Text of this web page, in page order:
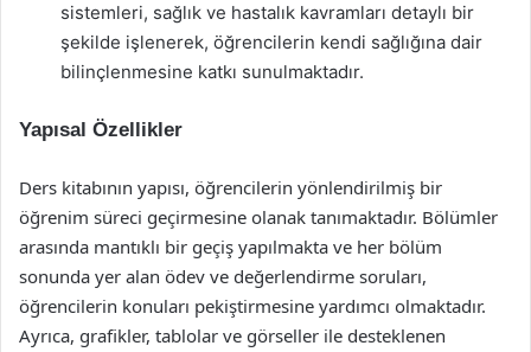
sistemleri, sağlık ve hastalık kavramları detaylı bir
şekilde işlenerek, öğrencilerin kendi sağlığına dair
bilinçlenmesine katkı sunulmaktadır.
Yapısal Özellikler
Ders kitabının yapısı, öğrencilerin yönlendirilmiş bir
öğrenim süreci geçirmesine olanak tanımaktadır. Bölümler
arasında mantıklı bir geçiş yapılmakta ve her bölüm
sonunda yer alan ödev ve değerlendirme soruları,
öğrencilerin konuları pekiştirmesine yardımcı olmaktadır.
Ayrıca, grafikler, tablolar ve görseller ile desteklenen